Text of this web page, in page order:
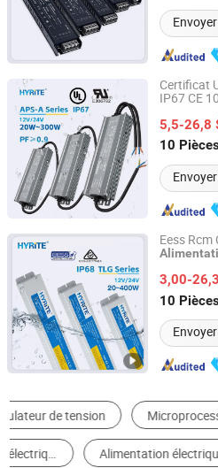
Certificat
IP67 CE
étanche
5,5-26,8
10
Hyrite Lighting Co.
Guangdong, China
Eess Rcm
LED
3,00-
10
Hyrite Lighting Co.
Guangdong, China
Commutateur Général
Alimentation UPS